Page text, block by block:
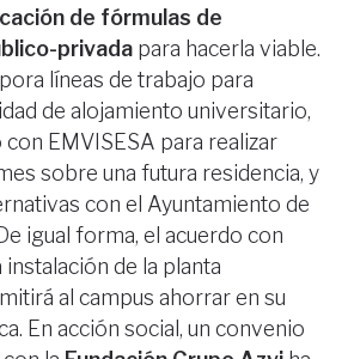
de fórmulas de
privada para hacerla viable.
líneas de trabajo para
de alojamiento universitario,
EMVISESA para realizar
sobre una futura residencia, y
con el Ayuntamiento de
igual forma, el acuerdo con
instalación de la planta
al campus ahorrar en su
En acción social, un convenio